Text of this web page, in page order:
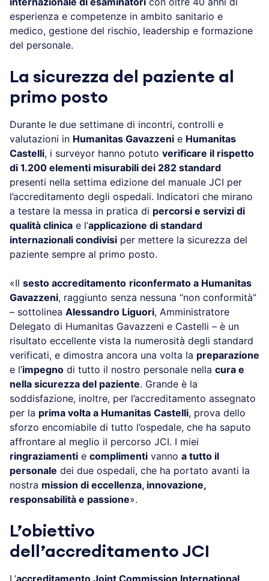
esperienza e competenze in ambito sanitario e
medico, gestione del rischio, leadership e formazione
del personale.
La sicurezza del paziente al
primo posto
Durante le due settimane di incontri, controlli e
valutazioni in Humanitas Gavazzeni e Humanitas
Castelli, i surveyor hanno potuto verificare il rispetto
di 1.200 elementi misurabili dei 282 standard
presenti nella settima edizione del manuale JCI per
l’accreditamento degli ospedali. Indicatori che mirano
a testare la messa in pratica di percorsi e servizi di
qualità clinica e l’applicazione di standard
internazionali condivisi per mettere la sicurezza del
paziente sempre al primo posto.
«Il sesto accreditamento riconfermato a Humanitas
Gavazzeni, raggiunto senza nessuna “non conformità”
– sottolinea Alessandro Liguori, Amministratore
Delegato di Humanitas Gavazzeni e Castelli – è un
risultato eccellente vista la numerosità degli standard
verificati, e dimostra ancora una volta la preparazione
e l’impegno di tutto il nostro personale nella cura e
nella sicurezza del paziente. Grande è la
soddisfazione, inoltre, per l’accreditamento assegnato
per la prima volta a Humanitas Castelli, prova dello
sforzo encomiabile di tutto l’ospedale, che ha saputo
affrontare al meglio il percorso JCI. I miei
ringraziamenti e complimenti vanno a tutto il
personale dei due ospedali, che ha portato avanti la
nostra mission di eccellenza, innovazione,
responsabilità e passione».
L’obiettivo
dell’accreditamento JCI